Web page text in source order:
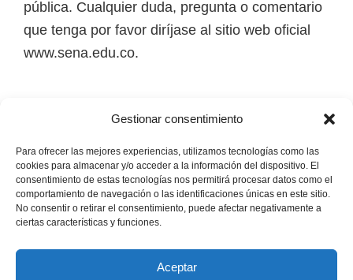
pública. Cualquier duda, pregunta o comentario
que tenga por favor diríjase al sitio web oficial
www.sena.edu.co.
nombres comerciales, marcas registradas, logos
e imágenes pertenecen a sus respectivos
propietarios.
Mapa del Sitio
Gestionar consentimiento
Para ofrecer las mejores experiencias, utilizamos tecnologías como las
cookies para almacenar y/o acceder a la información del dispositivo. El
consentimiento de estas tecnologías nos permitirá procesar datos como el
comportamiento de navegación o las identificaciones únicas en este sitio.
No consentir o retirar el consentimiento, puede afectar negativamente a
ciertas características y funciones.
Aceptar